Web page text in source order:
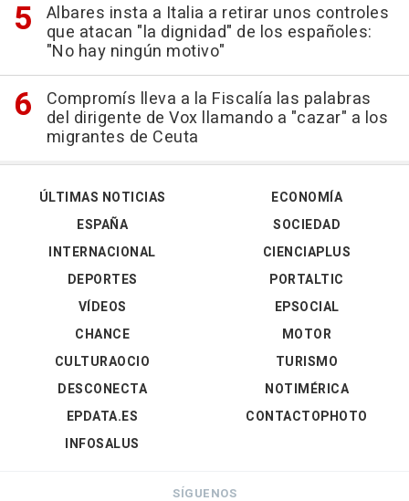
Albares insta a Italia a retirar unos controles
que atacan "la dignidad" de los españoles:
"No hay ningún motivo"
Compromís lleva a la Fiscalía las palabras
del dirigente de Vox llamando a "cazar" a los
migrantes de Ceuta
ÚLTIMAS NOTICIAS
ESPAÑA
INTERNACIONAL
DEPORTES
VÍDEOS
ECONOMÍA
SOCIEDAD
CIENCIAPLUS
PORTALTIC
EPSOCIAL
CHANCE
CULTURAOCIO
DESCONECTA
EPDATA.ES
INFOSALUS
MOTOR
TURISMO
NOTIMÉRICA
CONTACTOPHOTO
SÍGUENOS